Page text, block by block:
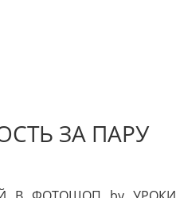
ЗА ПАРУ